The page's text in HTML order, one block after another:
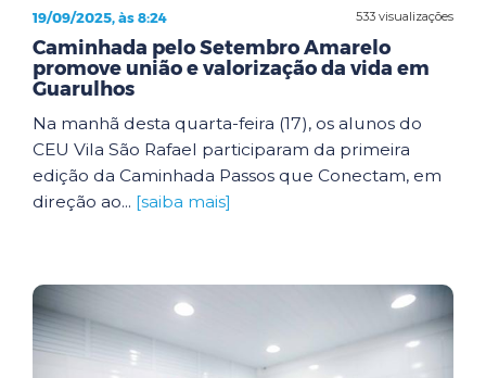
533 visualizações
19/09/2025, às 8:24
Caminhada pelo Setembro Amarelo
promove união e valorização da vida em
Guarulhos
Na manhã desta quarta-feira (17), os alunos do
CEU Vila São Rafael participaram da primeira
edição da Caminhada Passos que Conectam, em
direção ao... [saiba mais]